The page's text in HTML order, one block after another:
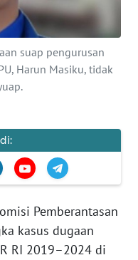
suap pengurusan
Harun Masiku, tidak
Pemberantasan
kasus dugaan
RI 2019–2024 di